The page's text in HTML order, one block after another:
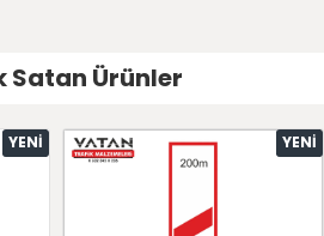
Satan Ürünler
YENI YENI